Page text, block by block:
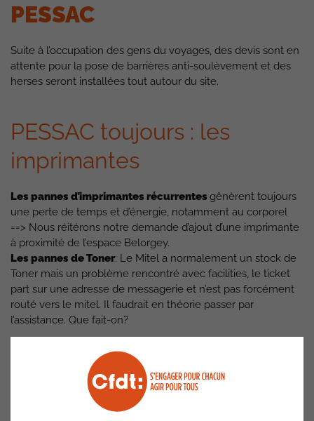
PESSAC
Suite à l’occupation des gens du voyages, des devis sont en
attente pour la pose de barrières anti-soulèvement et des
herses seront installées tout autour du site.
PESSAC toujours : les
imprimantes
Les pannes d’imprimantes récurrentes gênèrent toujours
une perte de temps et d’énergie, notamment au corporel
==> Nous réitérons notre demande d’ajout d’une imprimante
à proximité de l’espace Belorgey.
Les pannes de Toner: Le Mitel a normalement un stock de
Toner mais un problème rencontré avec facilities, le ticket
part sur une adresse de messagerie et n’est pas forcément
routé vers le mitel. Il faudrait en théorie passer par
l’assistance. Que fait-on?
ALMA : renforcement de la
sécurité